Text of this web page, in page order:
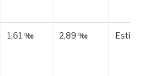
1,61 ‰ 2,89 ‰